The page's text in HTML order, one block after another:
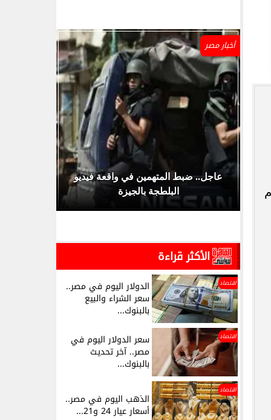
أخبار مصر
عاجل.. ضبط المتهمين في واقعة فيديو
البلطجة بالجيزة
الأكثر قراءة
اقتصاد الدولار اليوم في مصر..
سعر الشراء والبيع
بالبنوك...
اقتصاد سعر الدولار اليوم في
مصر.. آخر تحديث
بالبنوك...
اقتصاد
الذهب اليوم في مصر..
أسعار عيار 24 و21...